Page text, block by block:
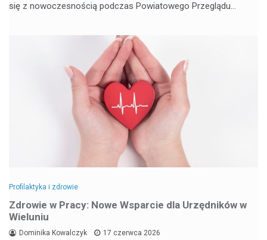
się z nowoczesnością podczas Powiatowego Przeglądu…
Profilaktyka i zdrowie
Zdrowie w Pracy: Nowe Wsparcie dla Urzędników w
Wieluniu
Dominika Kowalczyk 17 czerwca 2026